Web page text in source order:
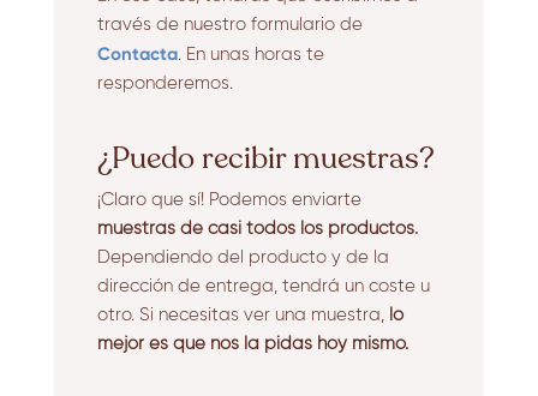
través de nuestro formulario de
Contacta. En unas horas te
responderemos.
¿Puedo recibir muestras?
¡Claro que sí! Podemos enviarte
muestras de casi todos los productos.
Dependiendo del producto y de la
dirección de entrega, tendrá un coste u
otro. Si necesitas ver una muestra, lo
mejor es que nos la pidas hoy mismo.